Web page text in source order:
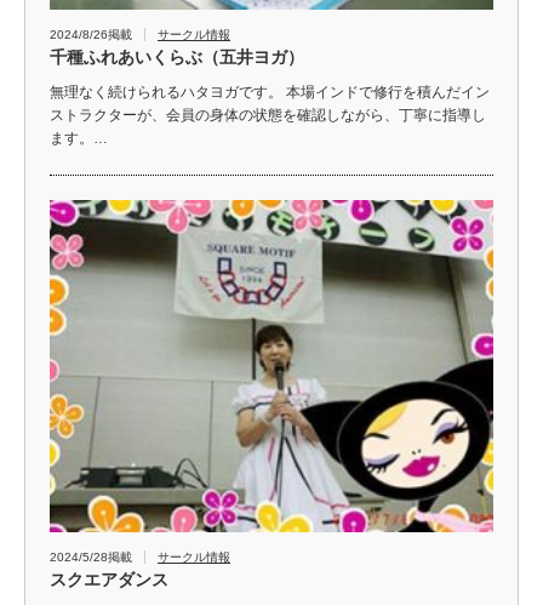
2024/8/26掲載 サークル情報
千種ふれあいくらぶ（五井ヨガ）
無理なく続けられるハタヨガです。 本場インドで修行を積んだイン
ストラクターが、会員の身体の状態を確認しながら、丁寧に指導し
ます。…
2024/5/28掲載 サークル情報
スクエアダンス